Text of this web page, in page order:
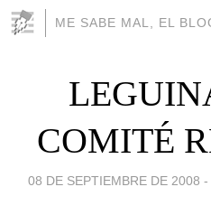
ME SABE MAL, EL
COMITÉ
08 DE SEPTIEMBRE DE 2008